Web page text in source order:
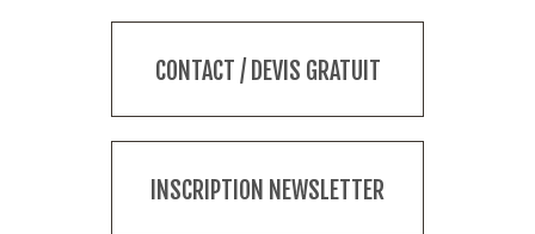
CONTACT / DEVIS GRATUIT
INSCRIPTION NEWSLETTER